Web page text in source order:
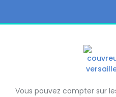
Vous pouvez compter sur